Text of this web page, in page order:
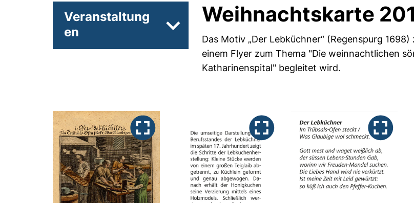
Veranstaltung
en
Unterseiten von Veranstaltungskalender
Weihnachtskarte
Das Motiv „Der Lebküchner“ (Regenspurg
einem Flyer zum Thema "Die weinnachtlichen
Katharinenspital" begleitet wird.